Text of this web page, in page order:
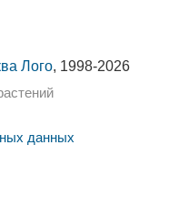
Лого, 1998-2026
данных